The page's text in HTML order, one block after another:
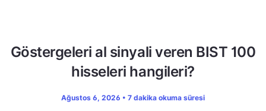
Göstergeleri al sinyali veren BIST 100
hisseleri hangileri?
Ağustos 6, 2026 • 7 dakika okuma süresi